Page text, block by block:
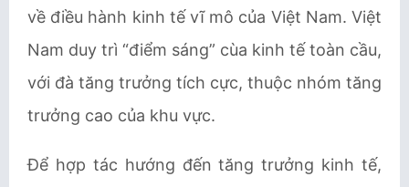
về điều hành kinh tế vĩ mô của Việt Nam. Việt
Nam duy trì “điểm sáng” cùa kinh tế toàn cầu,
với đà tăng trưởng tích cực, thuộc nhóm tăng
trưởng cao của khu vực.
Để hợp tác hướng đến tăng trưởng kinh tế,